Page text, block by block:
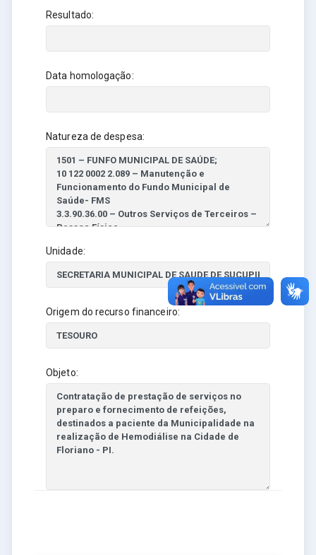
Resultado:
Data homologação:
Natureza de despesa:
Unidade:
Origem do recurso financeiro:
Objeto: